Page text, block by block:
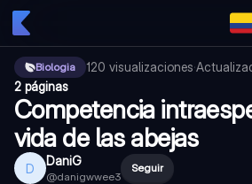
Biologia 120 visualizaciones·
2 páginas
Competencia
vida de las abejas
D DaniG
@danigwwee3
Seguir